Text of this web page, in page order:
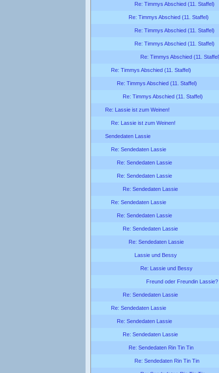
Re: Timmys Abschied (11. Staffel)
Re: Timmys Abschied (11. Staffel)
Re: Timmys Abschied (11. Staffel)
Re: Timmys Abschied (11. Staffel)
Re: Timmys Abschied (11.
Re: Timmys Abschied (11. Staffel)
Re: Timmys Abschied (11. Staffel)
Re: Timmys Abschied (11. Staffel)
Re: Lassie ist zum Weinen!
Re: Lassie ist zum Weinen!
Sendedaten Lassie
Re: Sendedaten Lassie
Re: Sendedaten Lassie
Re: Sendedaten Lassie
Re: Sendedaten Lassie
Re: Sendedaten Lassie
Re: Sendedaten Lassie
Re: Sendedaten Lassie
Re: Sendedaten Lassie
Lassie und Bessy
Re: Lassie und Bessy
Freund oder Freundin Lassie?
Re: Sendedaten Lassie
Re: Sendedaten Lassie
Re: Sendedaten Lassie
Re: Sendedaten Lassie
Re: Sendedaten Rin Tin Tin
Re: Sendedaten Rin Tin Tin